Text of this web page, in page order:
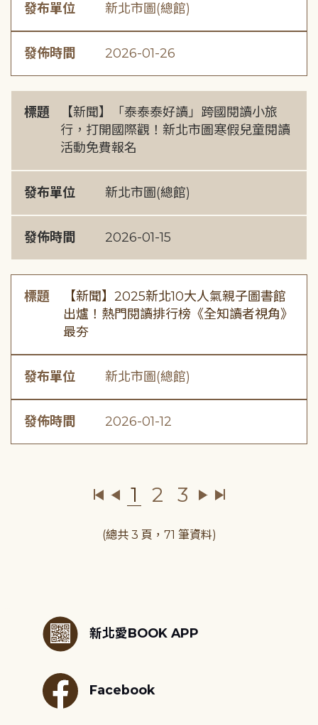
發布單位 新北市圖(總館)
發佈時間 2026-01-26
標題
【新聞】「泰泰泰好讀」跨國閱讀小旅
行，打開國際觀！新北市圖寒假兒童閱讀
活動免費報名
發布單位 新北市圖(總館)
發佈時間 2026-01-15
標題
【新聞】2025新北10大人氣親子圖書館
出爐！熱門閱讀排行榜《全知讀者視角》
最夯
發布單位 新北市圖(總館)
發佈時間 2026-01-12
1 2 3
(總共 3 頁，71 筆資料)
新北愛BOOK APP
Facebook